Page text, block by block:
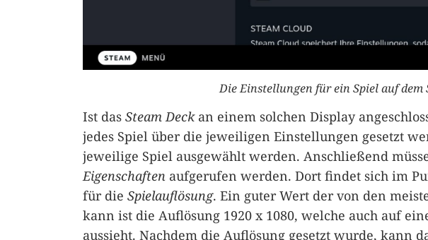
Die Einstellungen für ein Spiel auf dem
Ist das Steam Deckan einem solchen Display
jedes Spiel über die jeweiligen Einstellungen gesetzt
jeweilige Spiel ausgewählt werden. Anschließend
Eigenschaften aufgerufen werden. Dort findet sich im
für die Spielauflösung. Ein guter Wert der von den
kann ist die Auflösung 1920 x 1080, welche auch auf
aussieht. Nachdem die Auflösung gesetzt wurde, kann